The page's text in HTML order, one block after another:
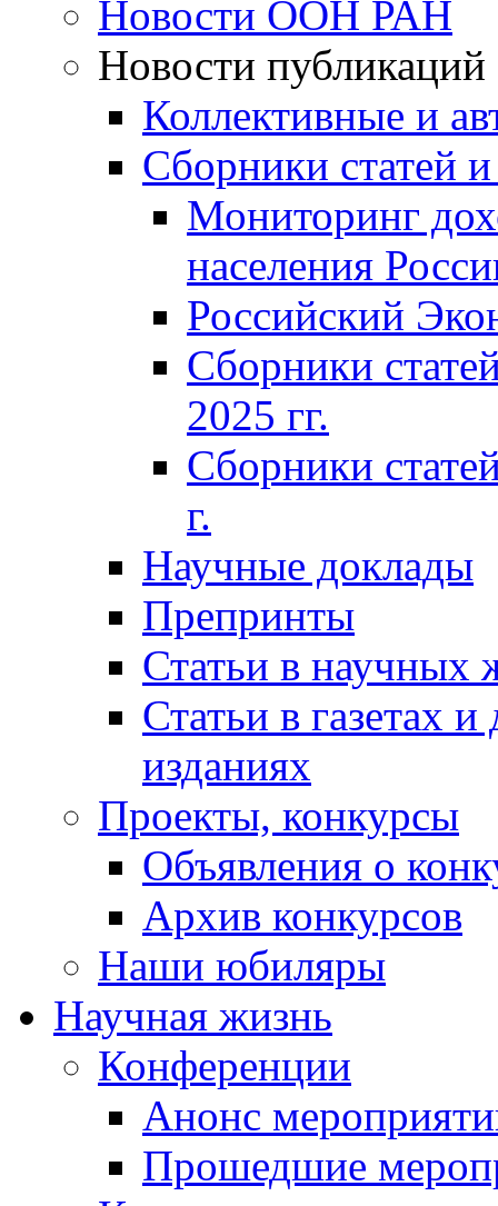
Новости ООН РАН
Новости публикаций
Коллективные и
Сборники статей
Мониторинг
населения
Российский
Сборники
2025 гг.
Сборники
г.
Научные доклады
Препринты
Статьи в научных
Статьи в газетах
изданиях
Проекты, конкурсы
Объявления о
Архив конкурсов
Наши юбиляры
Научная жизнь
Конференции
Анонс
Прошедшие